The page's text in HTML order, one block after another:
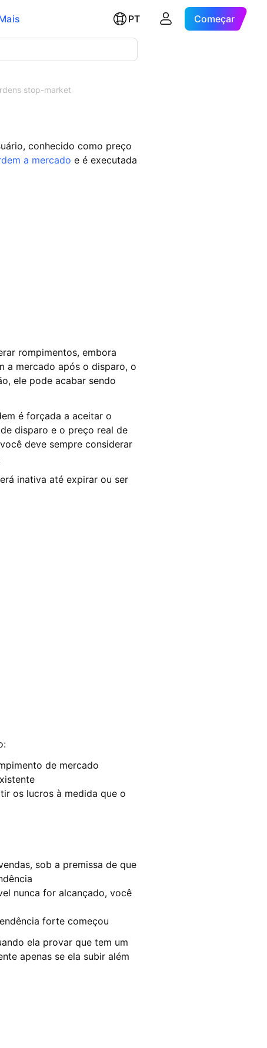
PT Começar
stop-market
conhecido como preço
a mercado e é executada
rompimentos, embora
a mercado após o disparo, o
ele pode acabar sendo
é forçada a aceitar o
disparo e o preço real de
deve sempre considerar
inativa até expirar ou ser
de mercado
os lucros à medida que o
sob a premissa de que
nunca for alcançado, você
forte começou
ela provar que tem um
apenas se ela subir além